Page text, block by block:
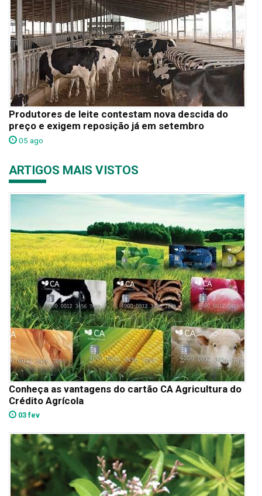
Produtores de leite contestam nova descida do
preço e exigem reposição já em setembro
05 ago
ARTIGOS MAIS VISTOS
Conheça as vantagens do cartão CA Agricultura do
Crédito Agrícola
03 fev